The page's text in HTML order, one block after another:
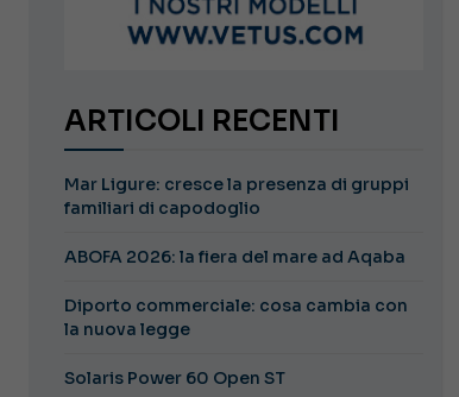
ARTICOLI RECENTI
Mar Ligure: cresce la presenza di gruppi
familiari di capodoglio
ABOFA 2026: la fiera del mare ad Aqaba
Diporto commerciale: cosa cambia con
la nuova legge
Solaris Power 60 Open ST